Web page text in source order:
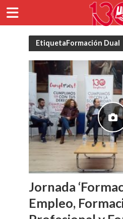
EtiquetaFormación Dual
Jornada
Empleo,